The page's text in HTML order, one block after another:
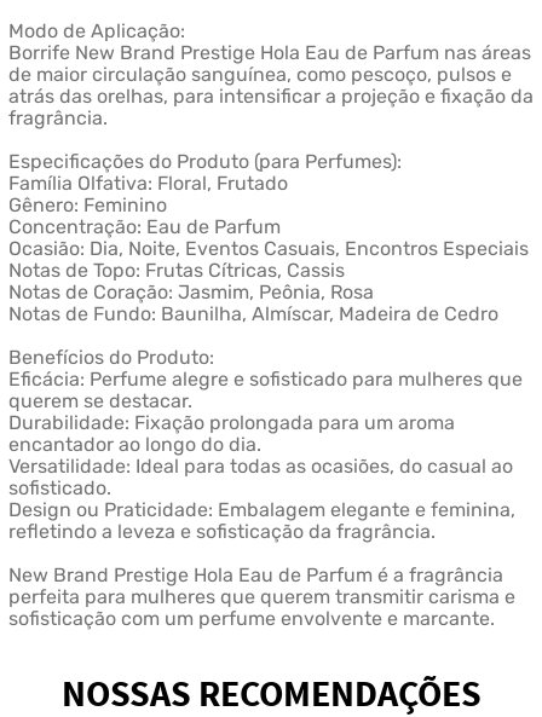
Modo de Aplicação:
Borrife New Brand Prestige Hola Eau de Parfum nas áreas
de maior circulação sanguínea, como pescoço, pulsos e
atrás das orelhas, para intensificar a projeção e fixação da
fragrância.
Especificações do Produto (para Perfumes):
Família Olfativa: Floral, Frutado
Gênero: Feminino
Concentração: Eau de Parfum
Ocasião: Dia, Noite, Eventos Casuais, Encontros Especiais
Notas de Topo: Frutas Cítricas, Cassis
Notas de Coração: Jasmim, Peônia, Rosa
Notas de Fundo: Baunilha, Almíscar, Madeira de Cedro
Benefícios do Produto:
Eficácia: Perfume alegre e sofisticado para mulheres que
querem se destacar.
Durabilidade: Fixação prolongada para um aroma
encantador ao longo do dia.
Versatilidade: Ideal para todas as ocasiões, do casual ao
sofisticado.
Design ou Praticidade: Embalagem elegante e feminina,
refletindo a leveza e sofisticação da fragrância.
New Brand Prestige Hola Eau de Parfum é a fragrância
perfeita para mulheres que querem transmitir carisma e
sofisticação com um perfume envolvente e marcante.
NOSSAS RECOMENDAÇÕES